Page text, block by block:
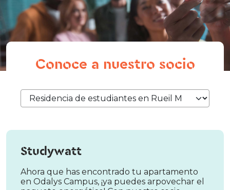
Conoce a nuestro socio
Studywatt
Ahora que has encontrado tu apartamento
en Odalys Campus, ¡ya puedes arpovechar el